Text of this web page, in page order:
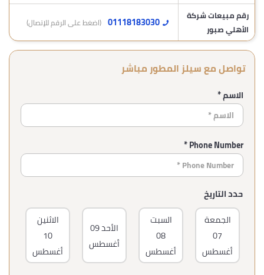
رقم مبيعات شركة
الأهلي صبور
01118183030 (اضغط على الرقم للإتصال)
تواصل مع سيلز المطور مباشر
الاسم *
Phone Number *
حدد التاريخ
الجمعة
07
أغسطس
السبت
08
أغسطس
الأحد09
أغسطس
الاثنين
10
أغسطس